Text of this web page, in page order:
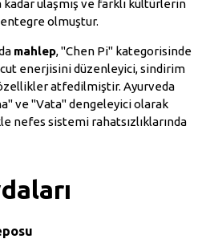
ulaşmış ve farklı kültürlerin
olmuştur.
mahlep, "Chen Pi" kategorisinde
enerjisini düzenleyici, sindirim
atfedilmiştir. Ayurveda
ve "Vata" dengeleyici olarak
nefes sistemi rahatsızlıklarında